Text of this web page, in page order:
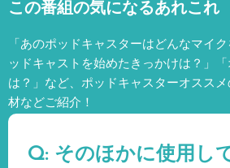
この番組の気になるあれこれ
「あのポッドキャスターはどんなマイ
ッドキャストを始めたきっかけは？」
は？」など、 ポッドキャスターオスス
材などご紹介！
Q: そのほかに使用し